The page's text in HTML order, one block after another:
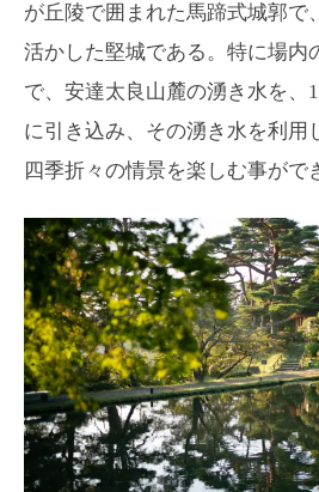
が丘陵で囲まれた馬蹄式城郭で
活かした堅城である。特に場内
で、安達太良山麓の湧き水を、
に引き込み、その湧き水を利用
四季折々の情景を楽しむ事がで